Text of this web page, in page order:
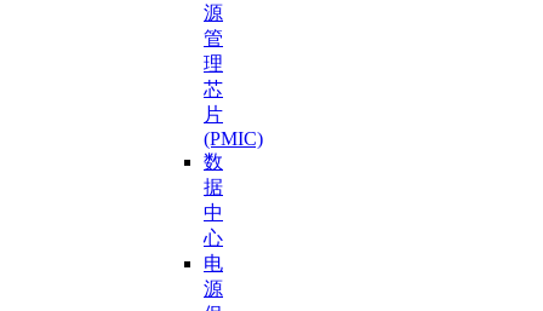
源
管
理
芯
片
(PMIC)
数
据
中
心
电
源